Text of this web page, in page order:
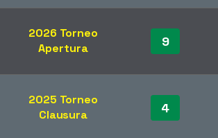
2026 Torneo
Apertura
9
2025 Torneo
Clausura
4